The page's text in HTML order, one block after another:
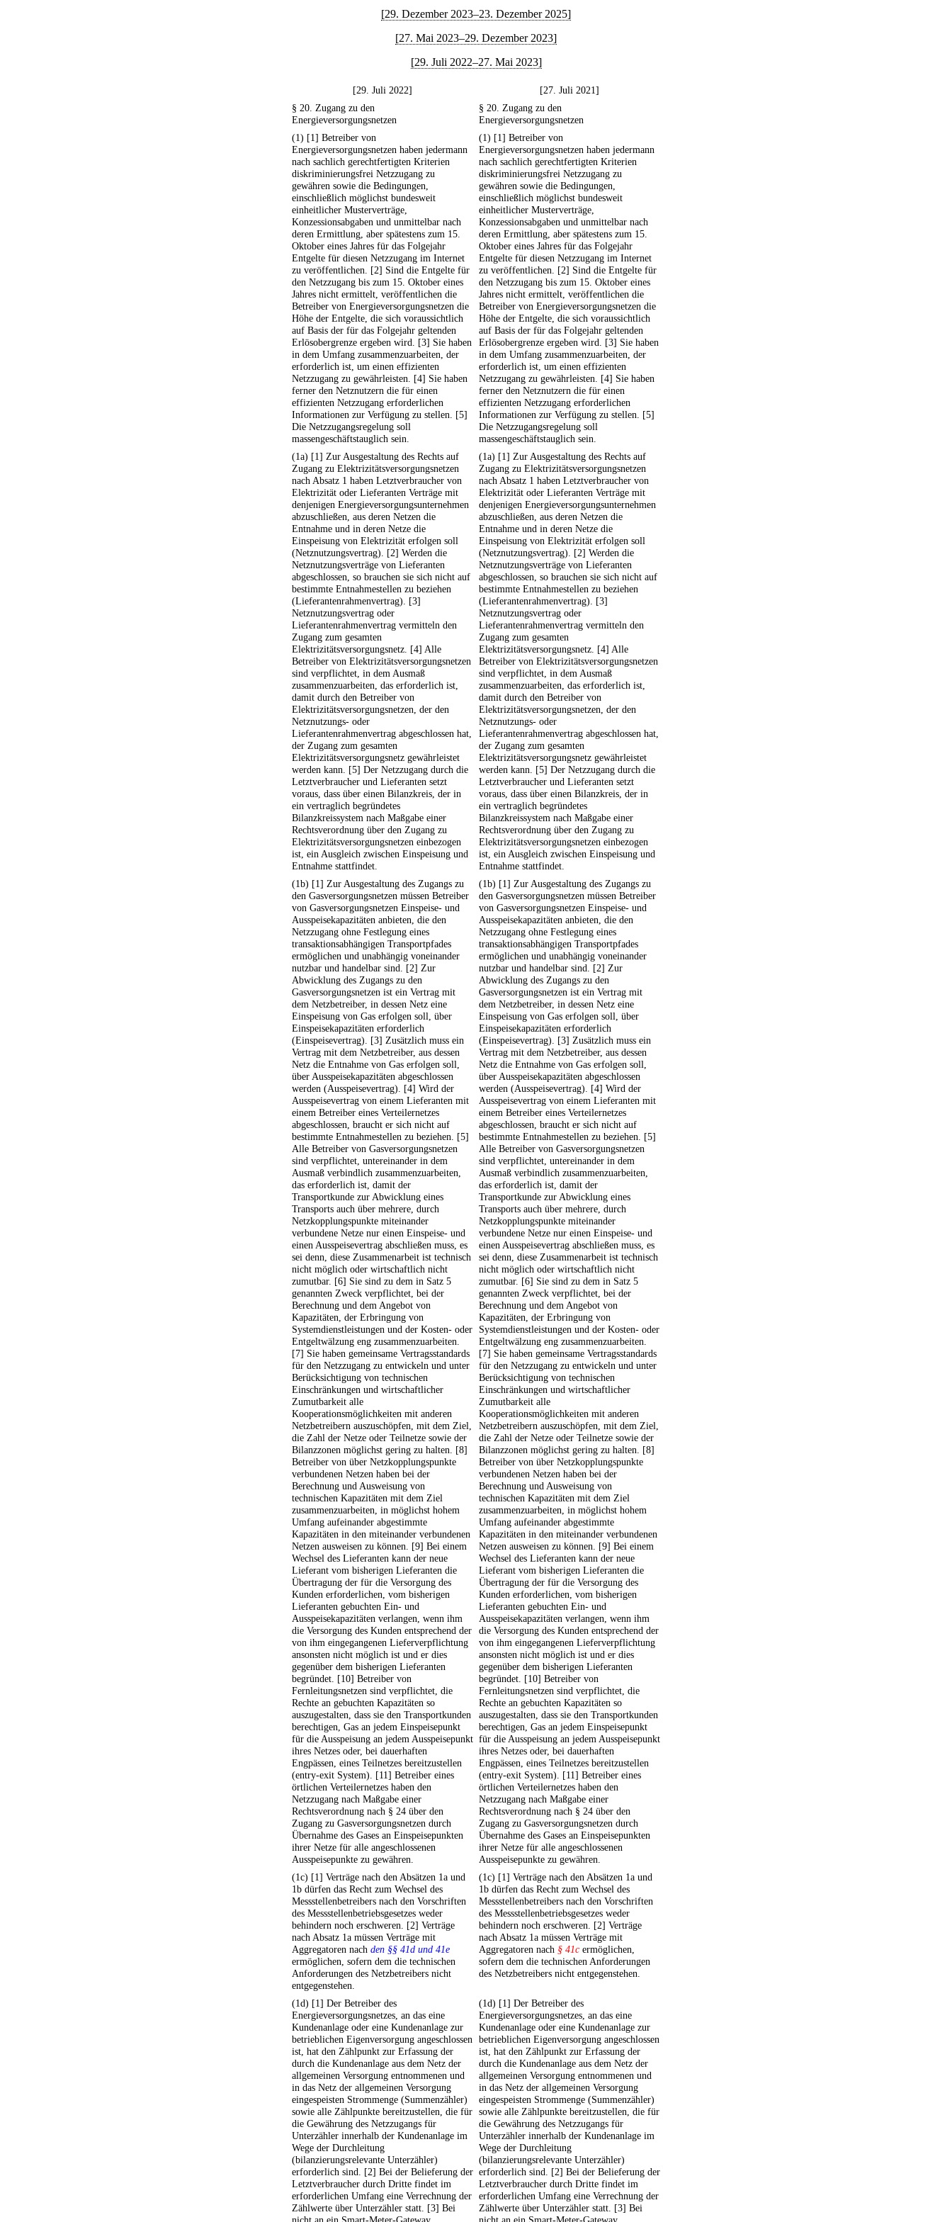
[29. Dezember 2023–23. Dezember 2025]
[27. Mai 2023–29. Dezember 2023]
[29. Juli 2022–27. Mai 2023]
[29. Juli 2022]
[27. Juli 2021]
§ 20. Zugang zu den
Energieversorgungsnetzen
§ 20. Zugang zu den
Energieversorgungsnetzen
(1) [1] Betreiber von
Energieversorgungsnetzen haben jedermann
nach sachlich gerechtfertigten Kriterien
diskriminierungsfrei Netzzugang zu
gewähren sowie die Bedingungen,
einschließlich möglichst bundesweit
einheitlicher Musterverträge,
Konzessionsabgaben und unmittelbar nach
deren Ermittlung, aber spätestens zum 15.
Oktober eines Jahres für das Folgejahr
Entgelte für diesen Netzzugang im Internet
zu veröffentlichen. [2] Sind die Entgelte für
den Netzzugang bis zum 15. Oktober eines
Jahres nicht ermittelt, veröffentlichen die
Betreiber von Energieversorgungsnetzen die
Höhe der Entgelte, die sich voraussichtlich
auf Basis der für das Folgejahr geltenden
Erlösobergrenze ergeben wird. [3] Sie haben
in dem Umfang zusammenzuarbeiten, der
erforderlich ist, um einen effizienten
Netzzugang zu gewährleisten. [4] Sie haben
ferner den Netznutzern die für einen
effizienten Netzzugang erforderlichen
Informationen zur Verfügung zu stellen. [5]
Die Netzzugangsregelung soll
massengeschäftstauglich sein.
(1) [1] Betreiber von
Energieversorgungsnetzen haben jedermann
nach sachlich gerechtfertigten Kriterien
diskriminierungsfrei Netzzugang zu
gewähren sowie die Bedingungen,
einschließlich möglichst bundesweit
einheitlicher Musterverträge,
Konzessionsabgaben und unmittelbar nach
deren Ermittlung, aber spätestens zum 15.
Oktober eines Jahres für das Folgejahr
Entgelte für diesen Netzzugang im Internet
zu veröffentlichen. [2] Sind die Entgelte für
den Netzzugang bis zum 15. Oktober eines
Jahres nicht ermittelt, veröffentlichen die
Betreiber von Energieversorgungsnetzen die
Höhe der Entgelte, die sich voraussichtlich
auf Basis der für das Folgejahr geltenden
Erlösobergrenze ergeben wird. [3] Sie haben
in dem Umfang zusammenzuarbeiten, der
erforderlich ist, um einen effizienten
Netzzugang zu gewährleisten. [4] Sie haben
ferner den Netznutzern die für einen
effizienten Netzzugang erforderlichen
Informationen zur Verfügung zu stellen. [5]
Die Netzzugangsregelung soll
massengeschäftstauglich sein.
(1a) [1] Zur Ausgestaltung des Rechts auf
Zugang zu Elektrizitätsversorgungsnetzen
nach Absatz 1 haben Letztverbraucher von
Elektrizität oder Lieferanten Verträge mit
denjenigen Energieversorgungsunternehmen
abzuschließen, aus deren Netzen die
Entnahme und in deren Netze die
Einspeisung von Elektrizität erfolgen soll
(Netznutzungsvertrag). [2] Werden die
Netznutzungsverträge von Lieferanten
abgeschlossen, so brauchen sie sich nicht auf
bestimmte Entnahmestellen zu beziehen
(Lieferantenrahmenvertrag). [3]
Netznutzungsvertrag oder
Lieferantenrahmenvertrag vermitteln den
Zugang zum gesamten
Elektrizitätsversorgungsnetz. [4] Alle
Betreiber von Elektrizitätsversorgungsnetzen
sind verpflichtet, in dem Ausmaß
zusammenzuarbeiten, das erforderlich ist,
damit durch den Betreiber von
Elektrizitätsversorgungsnetzen, der den
Netznutzungs- oder
Lieferantenrahmenvertrag abgeschlossen hat,
der Zugang zum gesamten
Elektrizitätsversorgungsnetz gewährleistet
werden kann. [5] Der Netzzugang durch die
Letztverbraucher und Lieferanten setzt
voraus, dass über einen Bilanzkreis, der in
ein vertraglich begründetes
Bilanzkreissystem nach Maßgabe einer
Rechtsverordnung über den Zugang zu
Elektrizitätsversorgungsnetzen einbezogen
ist, ein Ausgleich zwischen Einspeisung und
Entnahme stattfindet.
(1a) [1] Zur Ausgestaltung des Rechts auf
Zugang zu Elektrizitätsversorgungsnetzen
nach Absatz 1 haben Letztverbraucher von
Elektrizität oder Lieferanten Verträge mit
denjenigen Energieversorgungsunternehmen
abzuschließen, aus deren Netzen die
Entnahme und in deren Netze die
Einspeisung von Elektrizität erfolgen soll
(Netznutzungsvertrag). [2] Werden die
Netznutzungsverträge von Lieferanten
abgeschlossen, so brauchen sie sich nicht auf
bestimmte Entnahmestellen zu beziehen
(Lieferantenrahmenvertrag). [3]
Netznutzungsvertrag oder
Lieferantenrahmenvertrag vermitteln den
Zugang zum gesamten
Elektrizitätsversorgungsnetz. [4] Alle
Betreiber von Elektrizitätsversorgungsnetzen
sind verpflichtet, in dem Ausmaß
zusammenzuarbeiten, das erforderlich ist,
damit durch den Betreiber von
Elektrizitätsversorgungsnetzen, der den
Netznutzungs- oder
Lieferantenrahmenvertrag abgeschlossen hat,
der Zugang zum gesamten
Elektrizitätsversorgungsnetz gewährleistet
werden kann. [5] Der Netzzugang durch die
Letztverbraucher und Lieferanten setzt
voraus, dass über einen Bilanzkreis, der in
ein vertraglich begründetes
Bilanzkreissystem nach Maßgabe einer
Rechtsverordnung über den Zugang zu
Elektrizitätsversorgungsnetzen einbezogen
ist, ein Ausgleich zwischen Einspeisung und
Entnahme stattfindet.
(1b) [1] Zur Ausgestaltung des Zugangs zu
den Gasversorgungsnetzen müssen Betreiber
von Gasversorgungsnetzen Einspeise- und
Ausspeisekapazitäten anbieten, die den
Netzzugang ohne Festlegung eines
transaktionsabhängigen Transportpfades
ermöglichen und unabhängig voneinander
nutzbar und handelbar sind. [2] Zur
Abwicklung des Zugangs zu den
Gasversorgungsnetzen ist ein Vertrag mit
dem Netzbetreiber, in dessen Netz eine
Einspeisung von Gas erfolgen soll, über
Einspeisekapazitäten erforderlich
(Einspeisevertrag). [3] Zusätzlich muss ein
Vertrag mit dem Netzbetreiber, aus dessen
Netz die Entnahme von Gas erfolgen soll,
über Ausspeisekapazitäten abgeschlossen
werden (Ausspeisevertrag). [4] Wird der
Ausspeisevertrag von einem Lieferanten mit
einem Betreiber eines Verteilernetzes
abgeschlossen, braucht er sich nicht auf
bestimmte Entnahmestellen zu beziehen. [5]
Alle Betreiber von Gasversorgungsnetzen
sind verpflichtet, untereinander in dem
Ausmaß verbindlich zusammenzuarbeiten,
das erforderlich ist, damit der
Transportkunde zur Abwicklung eines
Transports auch über mehrere, durch
Netzkopplungspunkte miteinander
verbundene Netze nur einen Einspeise- und
einen Ausspeisevertrag abschließen muss, es
sei denn, diese Zusammenarbeit ist technisch
nicht möglich oder wirtschaftlich nicht
zumutbar. [6] Sie sind zu dem in Satz 5
genannten Zweck verpflichtet, bei der
Berechnung und dem Angebot von
Kapazitäten, der Erbringung von
Systemdienstleistungen und der Kosten- oder
Entgeltwälzung eng zusammenzuarbeiten.
[7] Sie haben gemeinsame Vertragsstandards
für den Netzzugang zu entwickeln und unter
Berücksichtigung von technischen
Einschränkungen und wirtschaftlicher
Zumutbarkeit alle
Kooperationsmöglichkeiten mit anderen
Netzbetreibern auszuschöpfen, mit dem Ziel,
die Zahl der Netze oder Teilnetze sowie der
Bilanzzonen möglichst gering zu halten. [8]
Betreiber von über Netzkopplungspunkte
verbundenen Netzen haben bei der
Berechnung und Ausweisung von
technischen Kapazitäten mit dem Ziel
zusammenzuarbeiten, in möglichst hohem
Umfang aufeinander abgestimmte
Kapazitäten in den miteinander verbundenen
Netzen ausweisen zu können. [9] Bei einem
Wechsel des Lieferanten kann der neue
Lieferant vom bisherigen Lieferanten die
Übertragung der für die Versorgung des
Kunden erforderlichen, vom bisherigen
Lieferanten gebuchten Ein- und
Ausspeisekapazitäten verlangen, wenn ihm
die Versorgung des Kunden entsprechend der
von ihm eingegangenen Lieferverpflichtung
ansonsten nicht möglich ist und er dies
gegenüber dem bisherigen Lieferanten
begründet. [10] Betreiber von
Fernleitungsnetzen sind verpflichtet, die
Rechte an gebuchten Kapazitäten so
auszugestalten, dass sie den Transportkunden
berechtigen, Gas an jedem Einspeisepunkt
für die Ausspeisung an jedem Ausspeisepunkt
ihres Netzes oder, bei dauerhaften
Engpässen, eines Teilnetzes bereitzustellen
(entry-exit System). [11] Betreiber eines
örtlichen Verteilernetzes haben den
Netzzugang nach Maßgabe einer
Rechtsverordnung nach § 24 über den
Zugang zu Gasversorgungsnetzen durch
Übernahme des Gases an Einspeisepunkten
ihrer Netze für alle angeschlossenen
Ausspeisepunkte zu gewähren.
(1b) [1] Zur Ausgestaltung des Zugangs zu
den Gasversorgungsnetzen müssen Betreiber
von Gasversorgungsnetzen Einspeise- und
Ausspeisekapazitäten anbieten, die den
Netzzugang ohne Festlegung eines
transaktionsabhängigen Transportpfades
ermöglichen und unabhängig voneinander
nutzbar und handelbar sind. [2] Zur
Abwicklung des Zugangs zu den
Gasversorgungsnetzen ist ein Vertrag mit
dem Netzbetreiber, in dessen Netz eine
Einspeisung von Gas erfolgen soll, über
Einspeisekapazitäten erforderlich
(Einspeisevertrag). [3] Zusätzlich muss ein
Vertrag mit dem Netzbetreiber, aus dessen
Netz die Entnahme von Gas erfolgen soll,
über Ausspeisekapazitäten abgeschlossen
werden (Ausspeisevertrag). [4] Wird der
Ausspeisevertrag von einem Lieferanten mit
einem Betreiber eines Verteilernetzes
abgeschlossen, braucht er sich nicht auf
bestimmte Entnahmestellen zu beziehen. [5]
Alle Betreiber von Gasversorgungsnetzen
sind verpflichtet, untereinander in dem
Ausmaß verbindlich zusammenzuarbeiten,
das erforderlich ist, damit der
Transportkunde zur Abwicklung eines
Transports auch über mehrere, durch
Netzkopplungspunkte miteinander
verbundene Netze nur einen Einspeise- und
einen Ausspeisevertrag abschließen muss, es
sei denn, diese Zusammenarbeit ist technisch
nicht möglich oder wirtschaftlich nicht
zumutbar. [6] Sie sind zu dem in Satz 5
genannten Zweck verpflichtet, bei der
Berechnung und dem Angebot von
Kapazitäten, der Erbringung von
Systemdienstleistungen und der Kosten- oder
Entgeltwälzung eng zusammenzuarbeiten.
[7] Sie haben gemeinsame Vertragsstandards
für den Netzzugang zu entwickeln und unter
Berücksichtigung von technischen
Einschränkungen und wirtschaftlicher
Zumutbarkeit alle
Kooperationsmöglichkeiten mit anderen
Netzbetreibern auszuschöpfen, mit dem Ziel,
die Zahl der Netze oder Teilnetze sowie der
Bilanzzonen möglichst gering zu halten. [8]
Betreiber von über Netzkopplungspunkte
verbundenen Netzen haben bei der
Berechnung und Ausweisung von
technischen Kapazitäten mit dem Ziel
zusammenzuarbeiten, in möglichst hohem
Umfang aufeinander abgestimmte
Kapazitäten in den miteinander verbundenen
Netzen ausweisen zu können. [9] Bei einem
Wechsel des Lieferanten kann der neue
Lieferant vom bisherigen Lieferanten die
Übertragung der für die Versorgung des
Kunden erforderlichen, vom bisherigen
Lieferanten gebuchten Ein- und
Ausspeisekapazitäten verlangen, wenn ihm
die Versorgung des Kunden entsprechend der
von ihm eingegangenen Lieferverpflichtung
ansonsten nicht möglich ist und er dies
gegenüber dem bisherigen Lieferanten
begründet. [10] Betreiber von
Fernleitungsnetzen sind verpflichtet, die
Rechte an gebuchten Kapazitäten so
auszugestalten, dass sie den Transportkunden
berechtigen, Gas an jedem Einspeisepunkt
für die Ausspeisung an jedem Ausspeisepunkt
ihres Netzes oder, bei dauerhaften
Engpässen, eines Teilnetzes bereitzustellen
(entry-exit System). [11] Betreiber eines
örtlichen Verteilernetzes haben den
Netzzugang nach Maßgabe einer
Rechtsverordnung nach § 24 über den
Zugang zu Gasversorgungsnetzen durch
Übernahme des Gases an Einspeisepunkten
ihrer Netze für alle angeschlossenen
Ausspeisepunkte zu gewähren.
(1c) [1] Verträge nach den Absätzen 1a und
1b dürfen das Recht zum Wechsel des
Messstellenbetreibers nach den Vorschriften
des Messstellenbetriebsgesetzes weder
behindern noch erschweren. [2] Verträge
nach Absatz 1a müssen Verträge mit
Aggregatoren nach den §§ 41d und 41e
ermöglichen, sofern dem die technischen
Anforderungen des Netzbetreibers nicht
entgegenstehen.
(1c) [1] Verträge nach den Absätzen 1a und
1b dürfen das Recht zum Wechsel des
Messstellenbetreibers nach den Vorschriften
des Messstellenbetriebsgesetzes weder
behindern noch erschweren. [2] Verträge
nach Absatz 1a müssen Verträge mit
Aggregatoren nach § 41c ermöglichen,
sofern dem die technischen Anforderungen
des Netzbetreibers nicht entgegenstehen.
(1d) [1] Der Betreiber des
Energieversorgungsnetzes, an das eine
Kundenanlage oder eine Kundenanlage zur
betrieblichen Eigenversorgung angeschlossen
ist, hat den Zählpunkt zur Erfassung der
durch die Kundenanlage aus dem Netz der
allgemeinen Versorgung entnommenen und
in das Netz der allgemeinen Versorgung
eingespeisten Strommenge (Summenzähler)
sowie alle Zählpunkte bereitzustellen, die für
die Gewährung des Netzzugangs für
Unterzähler innerhalb der Kundenanlage im
Wege der Durchleitung
(bilanzierungsrelevante Unterzähler)
erforderlich sind. [2] Bei der Belieferung der
Letztverbraucher durch Dritte findet im
erforderlichen Umfang eine Verrechnung der
Zählwerte über Unterzähler statt. [3] Bei
(1d) [1] Der Betreiber des
Energieversorgungsnetzes, an das eine
Kundenanlage oder eine Kundenanlage zur
betrieblichen Eigenversorgung angeschlossen
ist, hat den Zählpunkt zur Erfassung der
durch die Kundenanlage aus dem Netz der
allgemeinen Versorgung entnommenen und
in das Netz der allgemeinen Versorgung
eingespeisten Strommenge (Summenzähler)
sowie alle Zählpunkte bereitzustellen, die für
die Gewährung des Netzzugangs für
Unterzähler innerhalb der Kundenanlage im
Wege der Durchleitung
(bilanzierungsrelevante Unterzähler)
erforderlich sind. [2] Bei der Belieferung der
Letztverbraucher durch Dritte findet im
erforderlichen Umfang eine Verrechnung der
Zählwerte über Unterzähler statt. [3] Bei